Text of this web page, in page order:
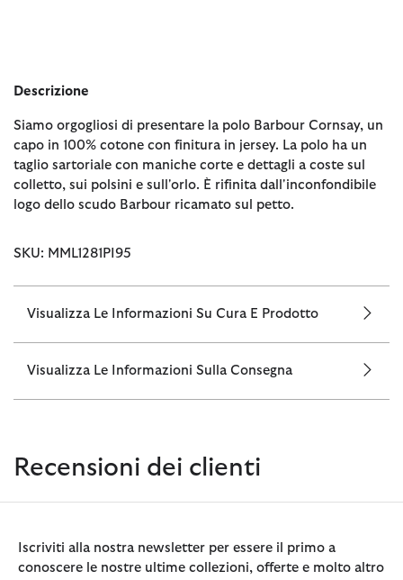
Descrizione
Siamo orgogliosi di presentare la polo Barbour Cornsay, un
capo in 100% cotone con finitura in jersey. La polo ha un
taglio sartoriale con maniche corte e dettagli a coste sul
colletto, sui polsini e sull'orlo. È rifinita dall'inconfondibile
logo dello scudo Barbour ricamato sul petto.
SKU: MML1281PI95
Visualizza Le Informazioni Su Cura E Prodotto
Visualizza Le Informazioni Sulla Consegna
Recensioni dei clienti
Iscriviti alla nostra newsletter per essere il primo a
conoscere le nostre ultime collezioni, offerte e molto altro